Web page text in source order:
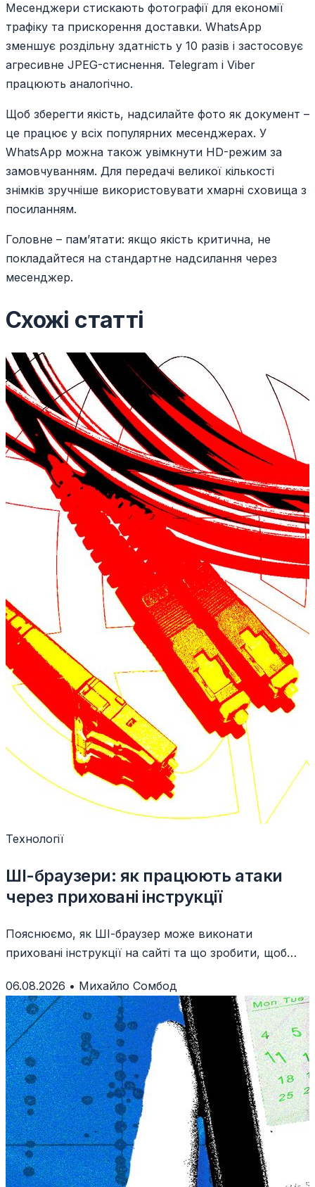
Месенджери стискають фотографії для економії
трафіку та прискорення доставки. WhatsApp
зменшує роздільну здатність у 10 разів і застосовує
агресивне JPEG-стиснення. Telegram і Viber
працюють аналогічно.
Щоб зберегти якість, надсилайте фото як документ –
це працює у всіх популярних месенджерах. У
WhatsApp можна також увімкнути HD-режим за
замовчуванням. Для передачі великої кількості
знімків зручніше використовувати хмарні сховища з
посиланням.
Головне – пам’ятати: якщо якість критична, не
покладайтеся на стандартне надсилання через
месенджер.
Схожі статті
Технології
ШІ-браузери: як працюють атаки
через приховані інструкції
Пояснюємо, як ШІ-браузер може виконати
приховані інструкції на сайті та що зробити, щоб
06.08.2026 • Михайло Сомбод